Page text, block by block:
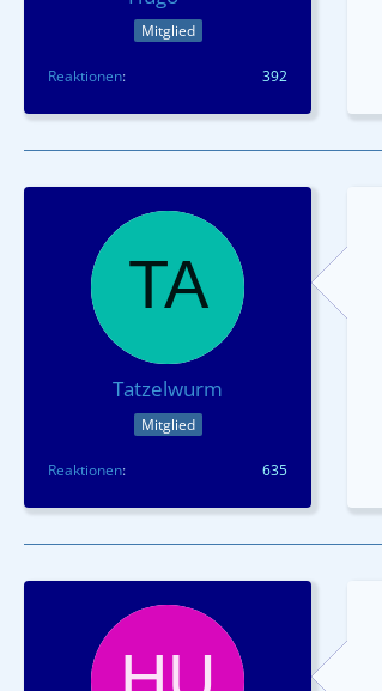
Mitglied
Reaktionen 392
Tatzelwurm
Mitglied
Reaktionen 635